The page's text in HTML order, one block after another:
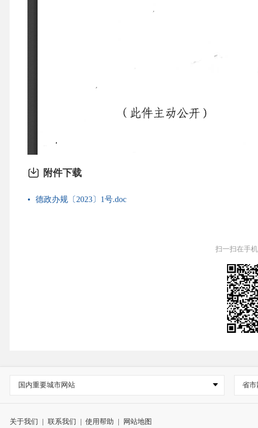
附件下载
德政办规〔2023〕1号.doc
扫一扫在手
国内重要城市网站 省市
关于我们 联系我们 使用帮助 网站地图